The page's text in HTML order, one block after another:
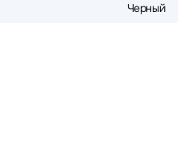
Черный